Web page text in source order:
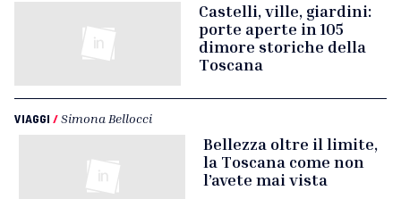
Castelli, ville, giardini:
porte aperte in 105
dimore storiche della
Toscana
VIAGGI /Simona Bellocci
Bellezza oltre il limite,
la Toscana come non
l’avete mai vista